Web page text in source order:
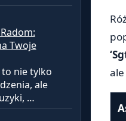
Twoje
nie tylko
ale
…